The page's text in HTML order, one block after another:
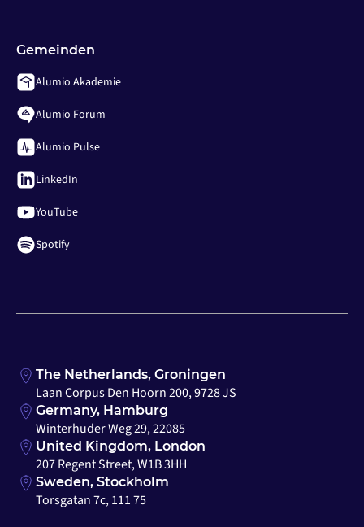
Gemeinden
Alumio Akademie
Alumio Forum
Alumio Pulse
LinkedIn
YouTube
Spotify
The Netherlands, Groningen
Laan Corpus Den Hoorn 200, 9728 JS
Germany, Hamburg
Winterhuder Weg 29, 22085
United Kingdom, London
207 Regent Street, W1B 3HH
Sweden, Stockholm
Torsgatan 7c, 111 75